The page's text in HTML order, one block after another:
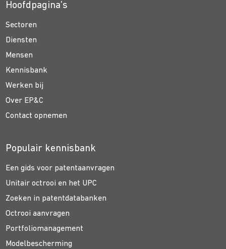
Hoofdpagina’s
Sectoren
Diensten
Mensen
Kennisbank
Werken bij
Over EP&C
Contact opnemen
Populair kennisbank
Een gids voor patentaanvragen
Unitair octrooi en het UPC
Zoeken in patentdatabanken
Octrooi aanvragen
Portfoliomanagement
Modelbescherming